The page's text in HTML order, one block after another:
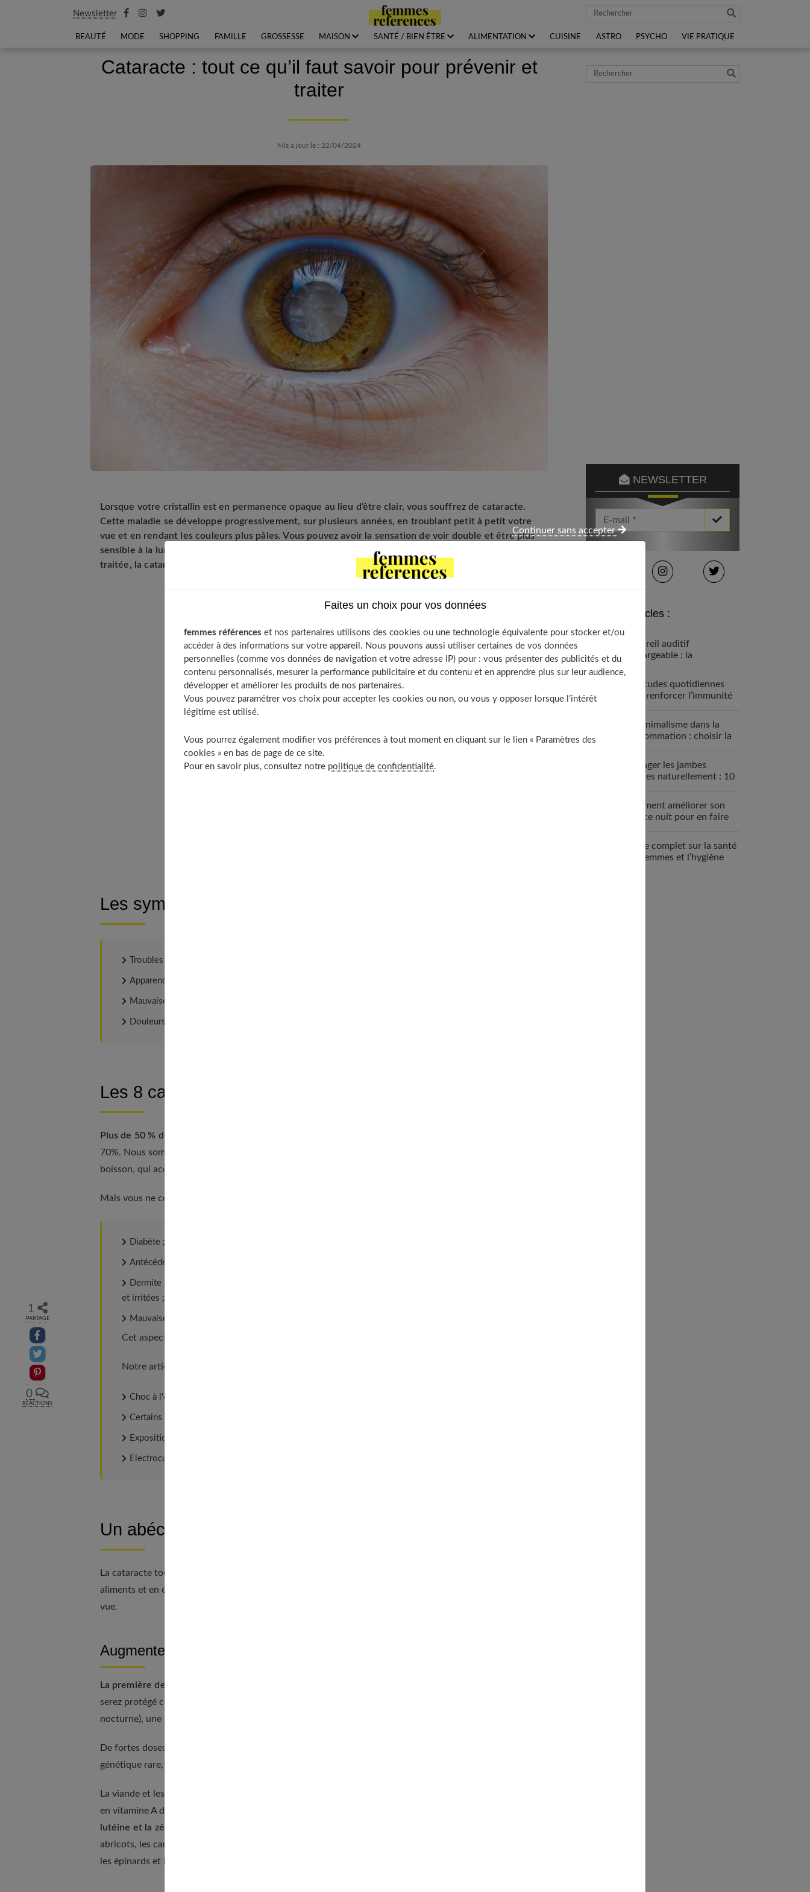
Newsletter Rechercher
BEAUTÉ MODE SHOPPING FAMILLE GROSSESSE MAISON SANTÉ / BIEN ÊTRE ALIMENTATION CUISINE ASTRO PSYCHO VIE PRATIQUE
Cataracte : tout ce qu’il faut savoir pour prévenir et
traiter
Mis à jour le : 22/04/2024
Lorsque votre cristallin est en permanence opaque au lieu d’être clair, vous souffrez de cataracte.
Cette maladie se développe progressivement, sur plusieurs années, en troublant petit à petit votre
vue et en rendant les couleurs plus pâles. Vous pouvez avoir la sensation de voir double et être plus
sensible à la lumière. A force, votre cristallin devient jaunâtre ou blanc laiteux. Si elle n’est pas
traitée, la cataracte conduit à la cécité.
1
PARTAGE
Partager sur facebook
Partager sur Twitter
Epingler sur Pinterest
0
RÉACTIONS
Les symptômes de la cataracte
Les 8 causes peu connues de la cataracte
Un abécédaire nutritionnel pour garder des yeux de lynx
Augmentez vos chances grâce à la vitamine A
Balayez les risques grâce aux vitamines B
Evitez les carences en vitamine E
Prenez garde aux protéines
Les symptômes de la cataracte
Troubles de la vision ;
Apparence nuageuse du cristallin ;
Mauvaise vision de nuit ;
Douleurs oculaires (dans les cas avancés)
Les 8 causes peu connues de la cataracte
Plus de 50 % des personnes de 65 à 75 ans souffrent de la cataracte.
70%. Nous sommes tous exposés, tout au long de notre vie, au soleil, à la fumée de cigarette et à la
boisson, qui accroissent nos risques de faire partie de ces statistiques.
Mais vous ne connaissez peut-être pas ces autres facteurs de risque, pourtant majeurs, de la cataracte.
Diabète ;
Antécédents familiaux de cataracte ;
Dermite atopique, une maladie de peau persistante, caractérisée par la présence de plaques rouges
et irritées ;
Mauvaise alimentation, c'est-à-dire faible en antioxydants ;
Cet aspect est détaillé dans notre article :
Notre article sur
Choc à l'œil provoqué par un objet pointu ou contondant ;
Certains médicaments, comme les corticostéroïdes ;
Exposition aux radiations ;
Electrocution.
Un abécédaire nutritionnel pour garder des yeux de lynx
La cataracte touche quasiment toutes les personnes de plus de 75 ans. Pourtant, en mangeant les bons
aliments et en évitant les mauvais, il est possible de se protéger de la cataracte et d'autres problèmes de
vue.
Augmentez vos chances grâce à la vitamine A
La première des 3 vitamines antioxydantes est la plus apte à aider vos yeux.
serez protégé contre les effets des radicaux libres pouvant provoquer une héméralopie (cécité
nocturne), une cataracte ou une dégénérescence maculaire.
De fortes doses de vitamine A ont même été utilisées pour traiter avec succès une maladie oculaire
génétique rare, appelée dégénérescence pseudo-inflammatoire de Sorsby, pouvant conduire à la cécité.
La viande et les produits laitiers contiennent de la vitamine A, mais votre organisme convertit également
en vitamine A des substances d'origine végétale appelées
lutéine et la zéaxanthine
abricots, les carottes et les patates douces, pour le bêta-carotène. Les légumes verts à feuilles, comme
les épinards et le chou vert, sont très riches en lutéine et en zéaxanthine.
Rechercher
NEWSLETTER
Votre Email *
Derniers articles :
Appareil auditif
rechargeable : la
Habitudes quotidiennes
pour renforcer l’immunité
Le minimalisme dans la
consommation : choisir la
Soulager les jambes
lourdes naturellement : 10
Comment améliorer son
espace nuit pour en faire
Guide complet sur la santé
des femmes et l’hygiène
Faites un choix pour vos données
femmes références et nos partenaires utilisons des cookies ou une technologie équivalente pour stocker et/ou
accéder à des informations sur votre appareil. Nous pouvons aussi utiliser certaines de vos données
personnelles (comme vos données de navigation et votre adresse IP) pour : vous présenter des publicités et du
contenu personnalisés, mesurer la performance publicitaire et du contenu et en apprendre plus sur leur audience,
développer et améliorer les produits de nos partenaires.
Vous pouvez paramétrer vos choix pour accepter les cookies ou non, ou vous y opposer lorsque l’intérêt
légitime est utilisé.
Vous pourrez également modifier vos préférences à tout moment en cliquant sur le lien « Paramètres des
cookies » en bas de page de ce site.
Pour en savoir plus, consultez notre politique de confidentialité.
Continuer sans accepter